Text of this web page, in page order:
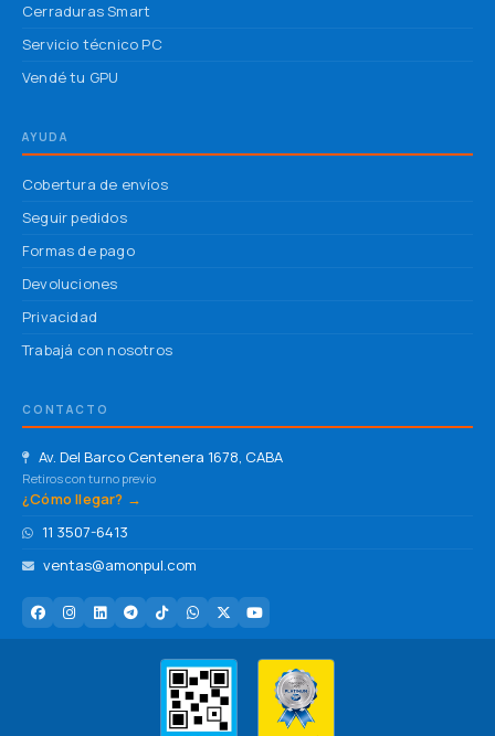
Cerraduras Smart
Servicio técnico PC
Vendé tu GPU
AYUDA
Cobertura de envíos
Seguir pedidos
Formas de pago
Devoluciones
Privacidad
Trabajá con nosotros
CONTACTO
Av. Del Barco Centenera 1678, CABA
Retiros con turno previo
¿Cómo llegar? →
11 3507-6413
ventas@amonpul.com